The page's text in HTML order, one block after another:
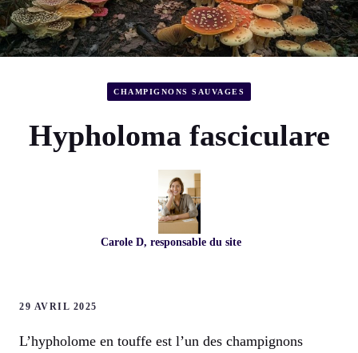
CHAMPIGNONS SAUVAGES
Hypholoma fasciculare
Carole D, responsable du site
29 AVRIL 2025
L’hypholome en touffe est l’un des champignons